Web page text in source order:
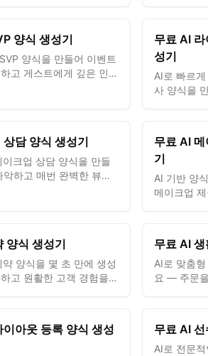
양식 생성기
양식을 만들어 이벤트
고 게스트에게 깊은 인상
무료 AI
성기
AI로 빠르
사 양식을
담 양식 생성기
크업 상담 양식을 만들
하고 매번 완벽한 뷰티
무료 AI
기
AI 기반 양
메이크업
양식 생성기
양식을 몇 초 만에 생성
고 원활한 고객 경험을
무료 AI
AI로 맞춤
요 — 주문
아웃 등록 양식 생성
무료 AI
AI로 전문